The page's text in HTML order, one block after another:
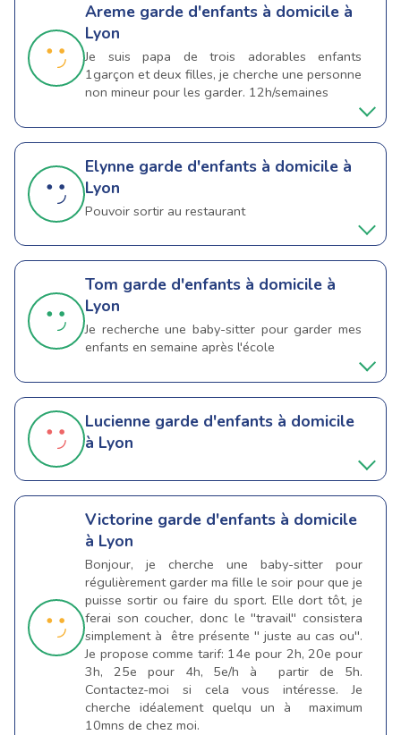
Areme garde d'enfants à domicile à
Lyon
Je suis papa de trois adorables enfants
1garçon et deux filles, je cherche une personne
non mineur pour les garder. 12h/semaines
Elynne garde d'enfants à domicile à
Lyon
Pouvoir sortir au restaurant
Tom garde d'enfants à domicile à
Lyon
Je recherche une baby-sitter pour garder mes
enfants en semaine après l'école
Lucienne garde d'enfants à domicile
à Lyon
Victorine garde d'enfants à domicile
à Lyon
Bonjour, je cherche une baby-sitter pour
régulièrement garder ma fille le soir pour que je
puisse sortir ou faire du sport. Elle dort tôt, je
ferai son coucher, donc le ''travail'' consistera
simplement à être présente '' juste au cas ou''.
Je propose comme tarif: 14e pour 2h, 20e pour
3h, 25e pour 4h, 5e/h à partir de 5h.
Contactez-moi si cela vous intéresse. Je
cherche idéalement quelqu un à maximum
10mns de chez moi.